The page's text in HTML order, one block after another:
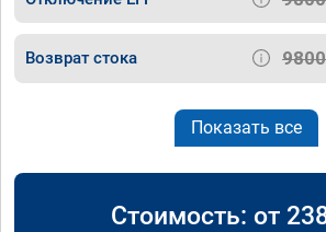
Возврат стока 9800
Показать все
Стоимость: от